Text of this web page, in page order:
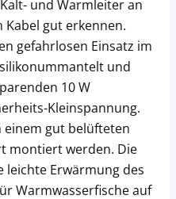
und Warmleiter an
Kabel gut erkennen.
gefahrlosen Einsatz im
und
10 W
Kleinspannung.
gut belüfteten
montiert werden. Die
leichte Erwärmung des
Warmwasserfische auf